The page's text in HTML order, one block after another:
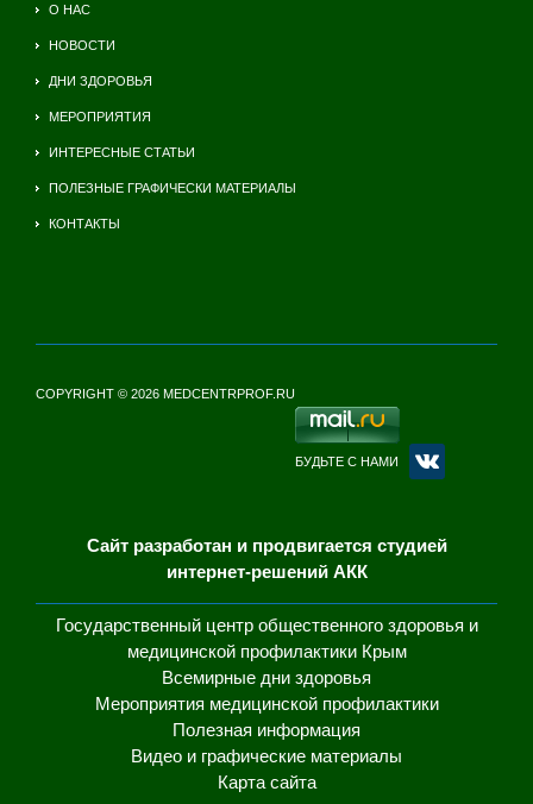
О НАС
НОВОСТИ
ДНИ ЗДОРОВЬЯ
МЕРОПРИЯТИЯ
ИНТЕРЕСНЫЕ СТАТЬИ
ПОЛЕЗНЫЕ ГРАФИЧЕСКИ МАТЕРИАЛЫ
КОНТАКТЫ
COPYRIGHT © 2026 MEDCENTRPROF.RU
БУДЬТЕ С НАМИ
Сайт разработан и продвигается студией
интернет-решений АКК
Государственный центр общественного здоровья и
медицинской профилактики Крым
Всемирные дни здоровья
Мероприятия медицинской профилактики
Полезная информация
Видео и графические материалы
Карта сайта